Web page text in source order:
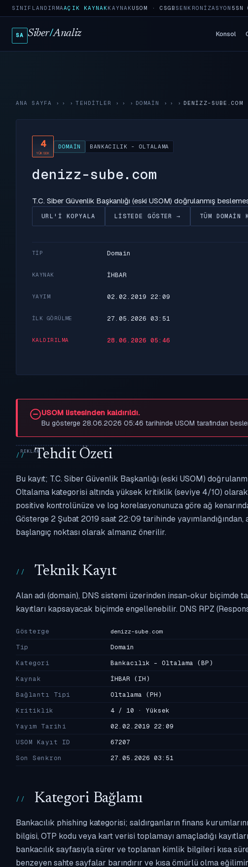
SINIFLANDIRMAAÇIK KAYNAKKAYNAKUSOM · CSGB SENKRONIZASYON 5SN
SA Siber/Analiz Konsol
ANA SAYFA › TEHDITLER › DOMAIN › DENIZZ-SUBE.COM
4
YÜKSEK
DOMAIN BANKACILIK - OLTALAMA
denizz-sube.com
T.C. Siber Güvenlik Başkanlığı (eski USOM) doğrulanmış
URL'I KOPYALA LISTEDE GÖSTER → TÜM DOMAIN
TIP Domain
KAYNAK İHBAR
YAYIM 02.02.2019 22:09
İLK GÖRÜLME 27.05.2026 03:51
KALDIRILMA 28.06.2026 05:46
USOM listesinden kaldırıldı.
Bu gösterge 28.06.2026 05:46 tarihinde USOM tarafından
Tehdit Özeti
Bu kayıt; T.C. Siber Güvenlik Başkanlığı (eski USOM)
Oltalama kategorisi altında yüksek kritiklik (seviye 4/10) olarak
positive kontrolünüze ve log korelasyonunuza göre ağ
Gösterge 2 Şubat 2019 saat 22:09 tarihinde yayımlandığından,
başlangıç noktası olarak almanız önerilir.
Teknik Kayıt
Alan adı (domain), DNS sistemi üzerinden insan-okur biçimde
kayıtları kapsayacak biçimde engellenebilir. DNS RPZ
Gösterge denizz-sube.com
Tip
Domain
Kategori
Bankacılık - Oltalama (BP)
Kaynak
İHBAR (IH)
Bağlantı Tipi
Oltalama (PH)
Kritiklik
4 / 10 · Yüksek
Yayım Tarihi
02.02.2019 22:09
USOM Kayıt ID
67207
Son Senkron
27.05.2026 03:51
Kategori Bağlamı
Bankacılık phishing kategorisi; saldırganların finans
bilgisi, OTP kodu veya kart verisi toplamayı amaçladığı
bankacılık sayfasıyla sürer ve toplanan kimlik bilgileri kısa
benzeyen sahte sayfalar barındırır ve kısa ömürlü olma